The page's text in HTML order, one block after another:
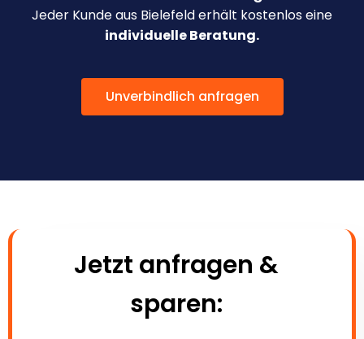
Jeder Kunde aus Bielefeld erhält kostenlos eine
individuelle Beratung.
Unverbindlich anfragen
Jetzt anfragen &
sparen: